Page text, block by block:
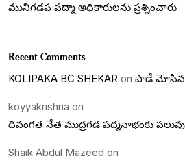
మునిగడప పద్మా అధికారులను ప్రశ్నించారు
Recent Comments
KOLIPAKA BC SHEKAR on పాడే మోసిన
koyyakrishna on
దివంగత నేత ముద్రగడ పద్మనాభంకు
Shaik Abdul Mazeed on